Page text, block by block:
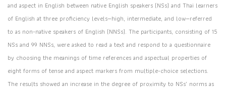
and aspect in English between native English speakers (NSs) and Thai learners
of English at three proficiency levels—high, intermediate, and low—referred
to as non-native speakers of English (NNSs). The participants, consisting of 15
NSs and 99 NNSs, were asked to read a text and respond to a questionnaire
by choosing the meanings of time references and aspectual properties of
eight forms of tense and aspect markers from multiple-choice selections.
The results showed an increase in the degree of proximity to NSs’ norms as